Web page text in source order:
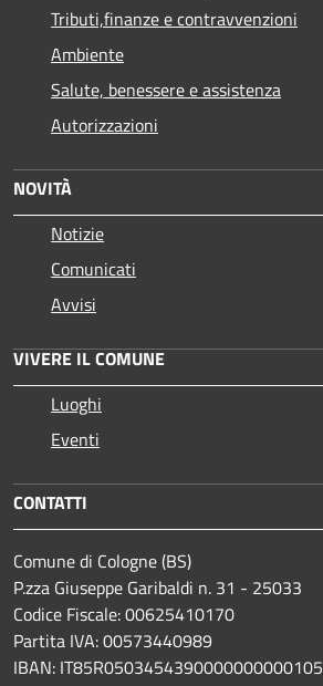
Tributi,finanze e contravvenzioni
Ambiente
Salute, benessere e assistenza
Autorizzazioni
NOVITÀ
Notizie
Comunicati
Avvisi
VIVERE IL COMUNE
Luoghi
Eventi
CONTATTI
Comune di Cologne (BS)
P.zza Giuseppe Garibaldi n. 31 - 25033
Codice Fiscale: 00625410170
Partita IVA: 00573440989
IBAN: IT85R0503454390000000000105